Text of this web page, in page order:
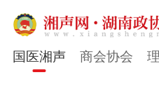
国医湘声 商会协会